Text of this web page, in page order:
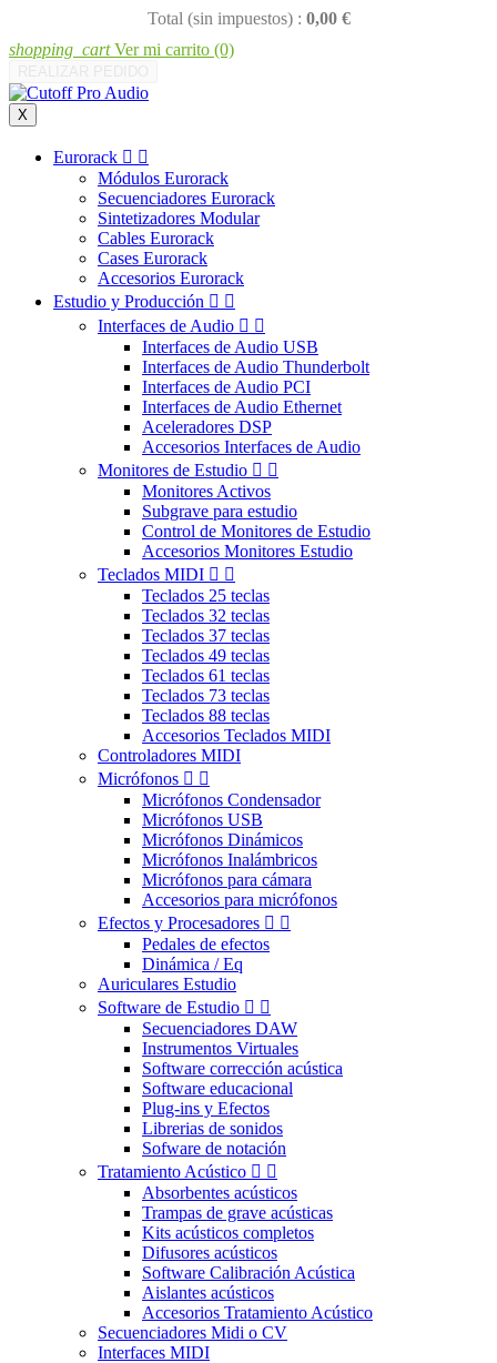
Total (sin impuestos) : 0,00 €
shopping_cart Ver mi carrito (0)
X
Eurorack  
Módulos Eurorack
Secuenciadores Eurorack
Sintetizadores Modular
Cables Eurorack
Cases Eurorack
Accesorios Eurorack
Estudio y Producción  
Interfaces de Audio  
Interfaces de Audio USB
Interfaces de Audio Thunderbolt
Interfaces de Audio PCI
Interfaces de Audio Ethernet
Aceleradores DSP
Accesorios Interfaces de Audio
Monitores de Estudio  
Monitores Activos
Subgrave para estudio
Control de Monitores de Estudio
Accesorios Monitores Estudio
Teclados MIDI  
Teclados 25 teclas
Teclados 32 teclas
Teclados 37 teclas
Teclados 49 teclas
Teclados 61 teclas
Teclados 73 teclas
Teclados 88 teclas
Accesorios Teclados MIDI
Controladores MIDI
Micrófonos  
Micrófonos Condensador
Micrófonos USB
Micrófonos Dinámicos
Micrófonos Inalámbricos
Micrófonos para cámara
Accesorios para micrófonos
Efectos y Procesadores  
Pedales de efectos
Dinámica / Eq
Auriculares Estudio
Software de Estudio  
Secuenciadores DAW
Instrumentos Virtuales
Software corrección acústica
Software educacional
Plug-ins y Efectos
Librerias de sonidos
Sofware de notación
Tratamiento Acústico  
Absorbentes acústicos
Trampas de grave acústicas
Kits acústicos completos
Difusores acústicos
Software Calibración Acústica
Aislantes acústicos
Accesorios Tratamiento Acústico
Secuenciadores Midi o CV
Interfaces MIDI